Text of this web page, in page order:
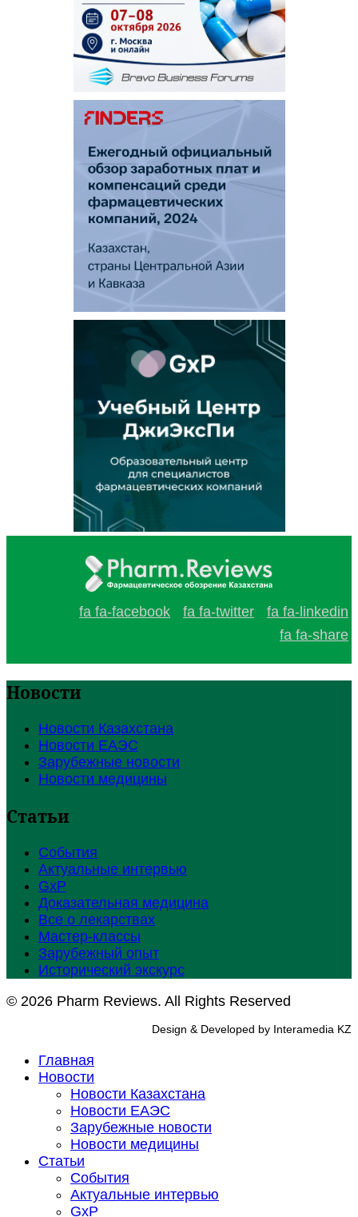
fa fa-facebook fa fa-twitter
fa fa-linkedin
fa fa-share
Новости
Новости Казахстана
Новости ЕАЭС
Зарубежные новости
Новости медицины
Статьи
События
Актуальные интервью
GxP
Доказательная медицина
Все о лекарствах
Мастер-классы
Зарубежный опыт
Исторический экскурс
© 2026 Pharm Reviews. All Rights Reserved
Design & Developed by Interamedia KZ
Главная
Новости
Новости Казахстана
Новости ЕАЭС
Зарубежные новости
Новости медицины
Статьи
События
Актуальные интервью
GxP